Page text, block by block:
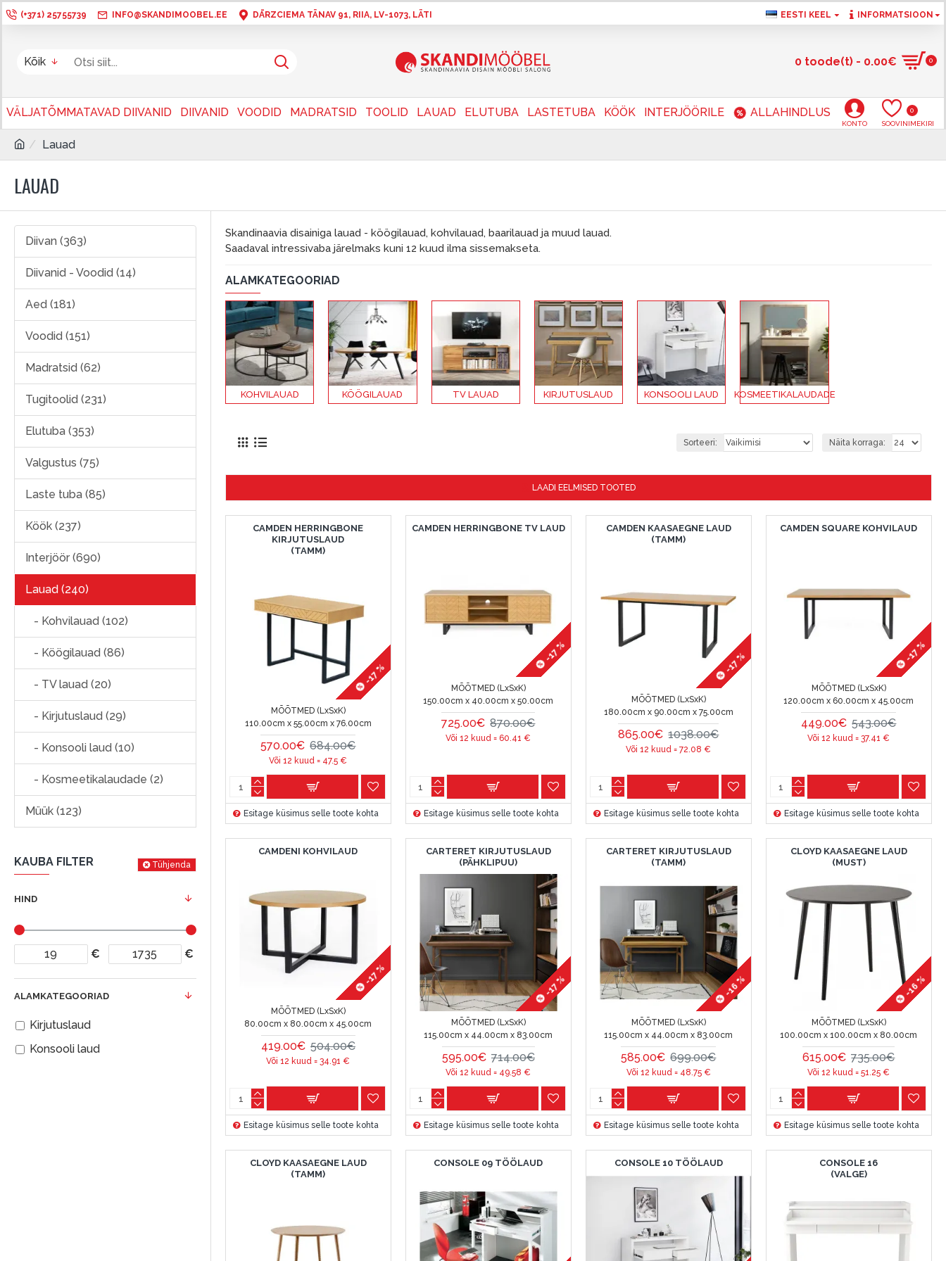
(+371) 25755739 INFO@SKANDIMOOBEL.EE DĀRZCIEMA TÄNAV 91, RIIA, LV-1073, LÄTI EESTI KEEL INFORMATSIOON
Kõik 0 toode(t) - 0.00€ 0
VÄLJATÕMMATAVAD DIIVANID DIIVANID VOODID MADRATSID TOOLID LAUAD ELUTUBA LASTETUBA KÖÖK INTERJÖÖRILE ALLAHINDLUS
KONTO SOOVINIMEKIRI
0
Lauad
LAUAD
Diivan (363)
Diivanid - Voodid (14)
Aed (181)
Voodid (151)
Madratsid (62)
Tugitoolid (231)
Elutuba (353)
Valgustus (75)
Laste tuba (85)
Köök (237)
Interjöör (690)
Lauad (240)
- Kohvilauad (102)
- Köögilauad (86)
- TV lauad (20)
- Kirjutuslaud (29)
- Konsooli laud (10)
- Kosmeetikalaudade (2)
Müük (123)
KAUBA FILTER Tühjenda
HIND
€ €
ALAMKATEGOORIAD
Kirjutuslaud
Konsooli laud
Skandinaavia disainiga lauad - köögilauad, kohvilauad, baarilauad ja muud lauad.
Saadaval intressivaba järelmaks kuni 12 kuud ilma sissemakseta.
ALAMKATEGOORIAD
KOHVILAUAD KÖÖGILAUAD TV LAUAD KIRJUTUSLAUD KONSOOLI LAUD KOSMEETIKALAUDADE
Sorteeri: Näita korraga:
LAADI EELMISED TOOTED
CAMDEN HERRINGBONE
KIRJUTUSLAUD
(TAMM)
-17 %
MÕÕTMED (LxSxK)
110.00cm x 55.00cm x 76.00cm
570.00€ 684.00€
Või 12 kuud = 47.5 €
Esitage küsimus selle toote kohta
CAMDEN HERRINGBONE TV LAUD
-17 %
MÕÕTMED (LxSxK)
150.00cm x 40.00cm x 50.00cm
725.00€ 870.00€
Või 12 kuud = 60.41 €
Esitage küsimus selle toote kohta
CAMDEN KAASAEGNE LAUD
(TAMM)
-17 %
MÕÕTMED (LxSxK)
180.00cm x 90.00cm x 75.00cm
865.00€ 1038.00€
Või 12 kuud =72.08 €
Esitage küsimus selle toote kohta
CAMDEN SQUARE KOHVILAUD
-17 %
MÕÕTMED (LxSxK)
120.00cm x 60.00cm x 45.00cm
449.00€ 543.00€
Või 12 kuud =37.41 €
Esitage küsimus selle toote kohta
CAMDENI KOHVILAUD
-17 %
MÕÕTMED (LxSxK)
80.00cm x 80.00cm x 45.00cm
419.00€ 504.00€
Või 12 kuud =34.91 €
Esitage küsimus selle toote kohta
CARTERET KIRJUTUSLAUD
(PÄHKLIPUU)
-17 %
MÕÕTMED (LxSxK)
115.00cm x 44.00cm x 83.00cm
595.00€ 714.00€
Või 12 kuud = 49.58 €
Esitage küsimus selle toote kohta
CARTERET KIRJUTUSLAUD
(TAMM)
-16 %
MÕÕTMED (LxSxK)
115.00cm x 44.00cm x 83.00cm
585.00€ 699.00€
Või 12 kuud = 48.75€
Esitage küsimus selle toote kohta
CLOYD KAASAEGNE LAUD
(MUST)
-16 %
MÕÕTMED (LxSxK)
100.00cm x 100.00cm x 80.00cm
615.00€ 735.00€
Või 12 kuud =51.25 €
Esitage küsimus selle toote kohta
CLOYD KAASAEGNE LAUD
(TAMM)
CONSOLE 09 TÖÖLAUD CONSOLE 10 TÖÖLAUD
CONSOLE 16
(VALGE)